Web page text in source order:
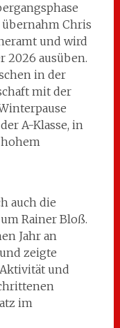
Chris
und wird
2026 ausüben.
in der
mit der
A-Klasse, in
auch die
Rainer Bloß.
Jahr an
zeigte
und
im